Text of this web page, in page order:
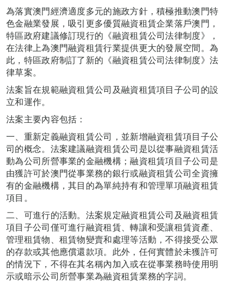
為落實澳門經濟適度多元的施政方針，積極推動澳門特
色金融業發展，吸引更多優質融資租賃企業落戶澳門，
特區政府建議修訂現行的《融資租賃公司法律制度》，
在法律上為澳門融資租賃行業提供更大的發展空間。為
此，特區政府制訂了新的《融資租賃公司法律制度》法
律草案。
法案旨在規範融資租賃公司及融資租賃項目子公司的設
立和運作。
法案主要內容包括：
一、重新定義融資租賃公司，並新增融資租賃項目子公
司的概念。法案建議融資租賃公司是以從事融資租賃活
動為公司所營事業的金融機構；融資租賃項目子公司是
由獲許可於澳門從事業務的銀行或融資租賃公司全資擁
有的金融機構，其目的為單純持有和管理單項融資租賃
項目。
二、可進行的活動。法案規定融資租賃公司及融資租賃
項目子公司僅可進行融資租賃、轉讓和受讓租賃資產、
管理租賃物、租賃物變賣和處理等活動，不得接受公眾
的存款或其他應償還款項。此外，任何實體於未獲許可
的情況下，不得在其名稱內加入或在從事業務時使用明
示或暗示公司所營事業為融資租賃業務的字詞。